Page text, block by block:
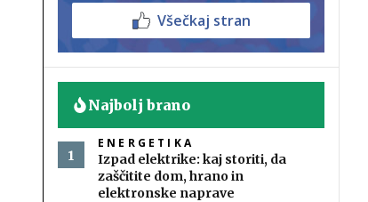
Všečkaj stran
Najbolj brano
ENERGETIKA
Izpad elektrike: kaj storiti, da
zaščitite dom, hrano in
elektronske naprave